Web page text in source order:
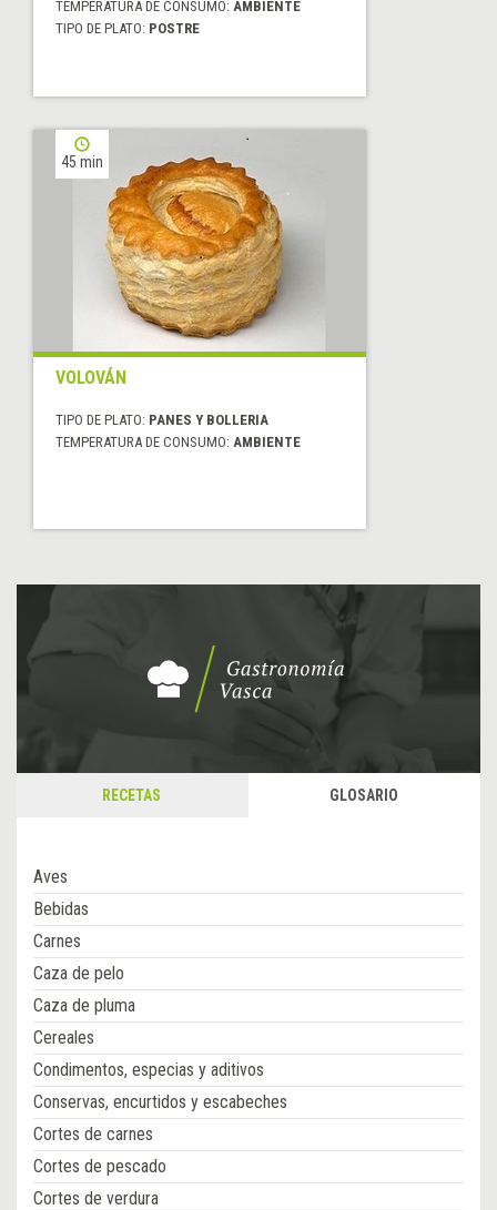
TEMPERATURA DE CONSUMO: AMBIENTE
TIPO DE PLATO: POSTRE
45 min
VOLOVÁN
TIPO DE PLATO: PANES Y BOLLERIA
TEMPERATURA DE CONSUMO: AMBIENTE
RECETAS GLOSARIO
Aves
Bebidas
Carnes
Caza de pelo
Caza de pluma
Cereales
Condimentos, especias y aditivos
Conservas, encurtidos y escabeches
Cortes de carnes
Cortes de pescado
Cortes de verdura